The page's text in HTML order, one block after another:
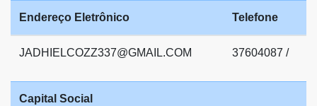
Endereço Eletrônico Telefone
JADHIELCOZZ337@GMAIL.COM 37604087 /
Capital Social